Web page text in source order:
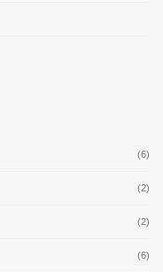
(6)
(2)
(2)
(6)